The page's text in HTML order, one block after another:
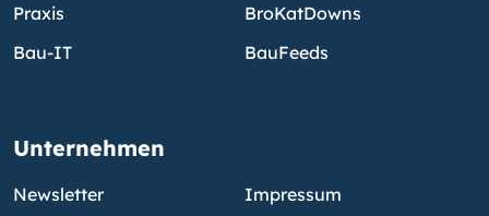
Praxis
Bau-IT
BroKatDowns
BauFeeds
Unternehmen
Newsletter Impressum